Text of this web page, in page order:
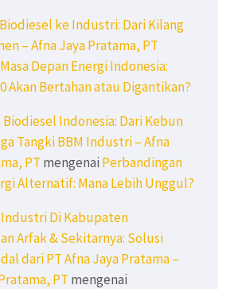
ke Industri: Dari Kilang
– Afna Jaya Pratama, PT
Masa Depan Energi Indonesia:
Akan Bertahan atau Digantikan?
Indonesia: Dari Kebun
Tangki BBM Industri – Afna
PT mengenai Perbandingan
Alternatif: Mana Lebih Unggul?
Industri Di Kabupaten
Arfak & Sekitarnya: Solusi
dari PT Afna Jaya Pratama –
PT mengenai